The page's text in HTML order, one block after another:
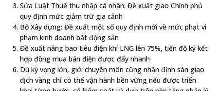
Sửa Luật Thuế thu nhập cá nhân: Đề xuất giao Chính phủ
quy định mức giảm trừ gia cảnh
Bộ Xây dựng: Đề xuất một số quy định mới về mức phạt vi
phạm kinh doanh bất động sản
Đề xuất nâng bao tiêu điện khí LNG lên 75%, tiến độ ký kết
hợp đồng mua bán điện được đẩy nhanh
Dù kỳ vọng lớn, giới chuyên môn cũng nhận định sàn giao
dịch vàng chỉ có thể vận hành bền vững nếu được triển